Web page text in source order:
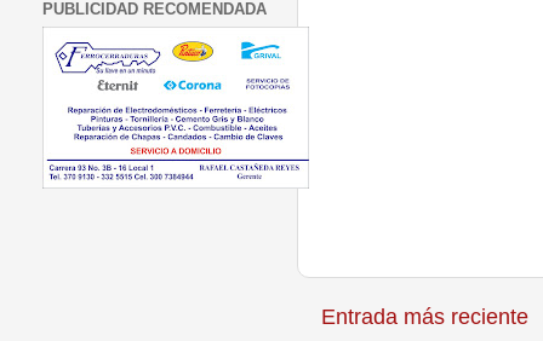
Entrada más reciente
PUBLICIDAD RECOMENDADA